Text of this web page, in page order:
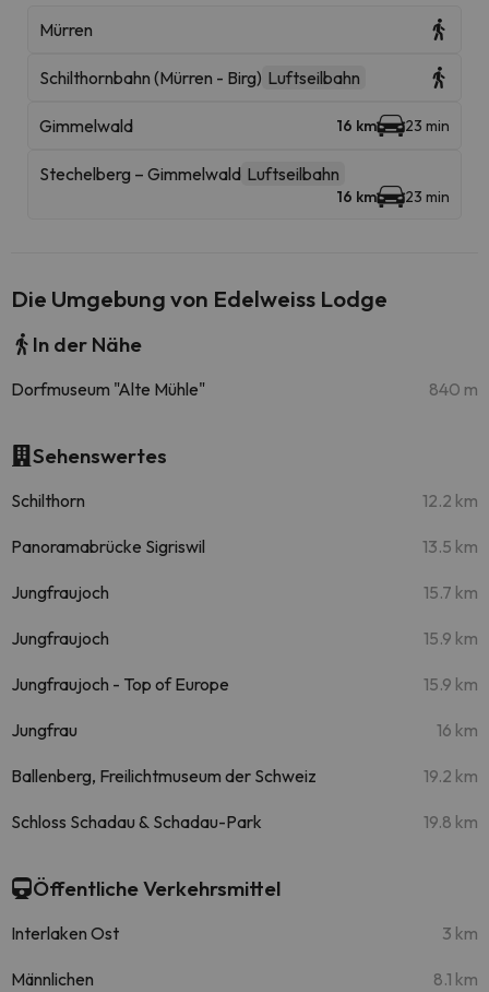
Mürren
Schilthornbahn (Mürren - Birg) Luftseilbahn
Gimmelwald 16 km 23 min
Stechelberg – Gimmelwald Luftseilbahn
16 km 23 min
Die Umgebung von Edelweiss Lodge
In der Nähe
Dorfmuseum "Alte Mühle" 840 m
Sehenswertes
Schilthorn 12.2 km
Panoramabrücke Sigriswil 13.5 km
Jungfraujoch 15.7 km
Jungfraujoch 15.9 km
Jungfraujoch - Top of Europe 15.9 km
Jungfrau 16 km
Ballenberg, Freilichtmuseum der Schweiz 19.2 km
Schloss Schadau & Schadau-Park 19.8 km
Öffentliche Verkehrsmittel
Interlaken Ost 3 km
Männlichen 8.1 km